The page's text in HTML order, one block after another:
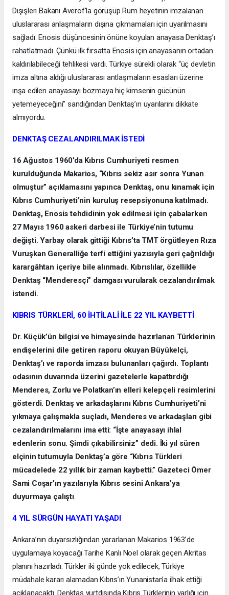
Dışişleri Bakanı Averof’la görüşüp Rum heyetinin imzalanan
uluslararası anlaşmaların dışına çıkmamaları için uyarılmasını
sağladı. Enosis düşüncesinin önüne koyulan anayasa Denktaş’ı
rahatlatmadı. Çünkü ilk fırsatta Enosis için anayasanın ortadan
kaldırılabileceği tehlikesi vardı. Türkiye sürekli olarak “üç devletin
imza altına aldığı uluslararası antlaşmaların esasları üzerine
inşa edilen anayasayı bozmaya hiç kimsenin gücünün
yetemeyeceğini” sandığından Denktaş’ın uyarılarını dikkate
almıyordu.
DENKTAŞ CEZALANDIRILMAK İSTEDİ
16 Ağustos 1960’da Kıbrıs Cumhuriyeti resmen
kurulduğunda Makarios, “Kıbrıs sekiz asır sonra Yunan
olmuştur” açıklamasını yapınca Denktaş, onu kınamak için
Kıbrıs Cumhuriyeti’nin kuruluş resepsiyonuna katılmadı.
Denktaş, Enosis tehdidinin yok edilmesi için çabalarken
27 Mayıs 1960 askeri darbesi ile Türkiye’nin tutumu
değişti. Yarbay olarak gittiği Kıbrıs’ta TMT örgütleyen Rıza
Vuruşkan Generalliğe terfi ettiğini yazısıyla geri çağrıldığı
karargâhtan içeriye bile alınmadı. Kıbrıslılar, özellikle
Denktaş “Menderesçi” damgası vurularak cezalandırılmak
istendi.
KIBRIS TÜRKLERİ, 60 İHTİLALİ İLE 22 YIL KAYBETTİ
Dr. Küçük’ün bilgisi ve himayesinde hazırlanan Türklerinin
endişelerini dile getiren raporu okuyan Büyükelçi,
Denktaş’ı ve raporda imzası bulunanları çağırdı. Toplantı
odasının duvarında üzerini gazetelerle kapattırdığı
Menderes, Zorlu ve Polatkan’ın elleri kelepçeli resimlerini
gösterdi. Denktaş ve arkadaşlarını Kıbrıs Cumhuriyeti’ni
yıkmaya çalışmakla suçladı, Menderes ve arkadaşları gibi
cezalandırılmalarını ima etti: “İşte anayasayı ihlal
edenlerin sonu. Şimdi çıkabilirsiniz” dedi. İki yıl süren
elçinin tutumuyla Denktaş’a göre “Kıbrıs Türkleri
mücadelede 22 yıllık bir zaman kaybetti.” Gazeteci Ömer
Sami Coşar’ın yazılarıyla Kıbrıs sesini Ankara’ya
duyurmaya çalıştı.
4 YIL SÜRGÜN HAYATI YAŞADI
Ankara’nın duyarsızlığından yararlanan Makarios 1963’de
uygulamaya koyacağı Tarihe Kanlı Noel olarak geçen Akritas
planını hazırladı. Türkler iki günde yok edilecek, Türkiye
müdahale kararı alamadan Kıbrıs’ın Yunanistan’a ilhak ettiği
açıklanacaktı. Denktaş yurtdışında Kıbrıs Türklerinin varlığı için